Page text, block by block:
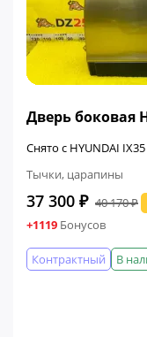
Дверь боковая
Снято с HYUNDAI IX35
Тычки, царапины
37 300 ₽ 40 170 ₽
+1119 Бонусов
В
Контрактный